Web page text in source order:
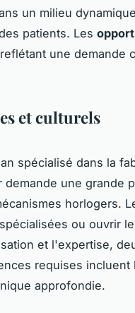
un milieu
patients. Les
une demande
et culturels
spécialisé dans la
demande une grande
horlogers.
ou ouvrir
et l'expertise,
requises incluent
approfondie.